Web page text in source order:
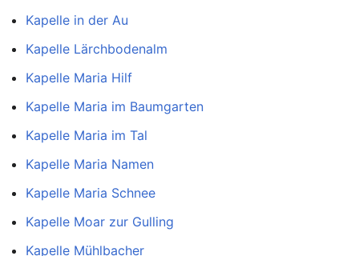
Kapelle in der Au
Kapelle Lärchbodenalm
Kapelle Maria Hilf
Kapelle Maria im Baumgarten
Kapelle Maria im Tal
Kapelle Maria Namen
Kapelle Maria Schnee
Kapelle Moar zur Gulling
Kapelle Mühlbacher